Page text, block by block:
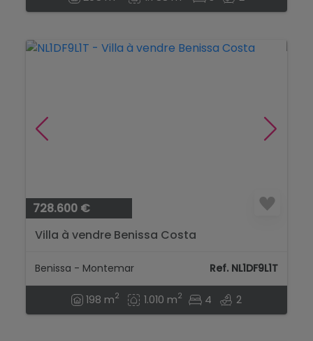
728.600 €
Villa à vendre Benissa Costa
Benissa - Montemar Ref. NL1DF9L1T
198 m2 1.010 m2 4 2